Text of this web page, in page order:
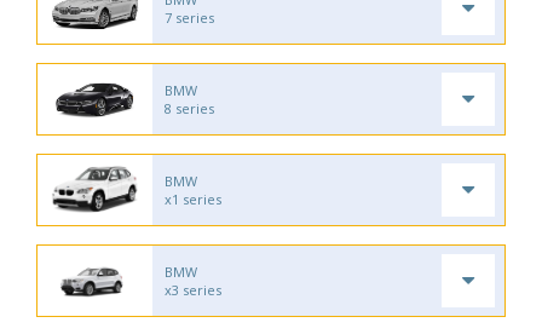
7 series
BMW
8 series
BMW
x1 series
BMW
x3 series